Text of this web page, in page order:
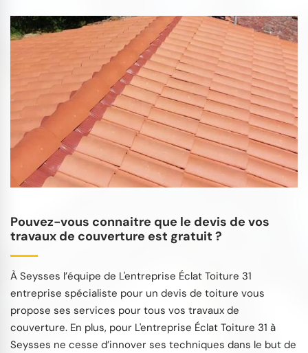
Pouvez-vous connaitre que le devis de vos
travaux de couverture est gratuit ?
À Seysses l’équipe de L'entreprise Éclat Toiture 31
entreprise spécialiste pour un devis de toiture vous
propose ses services pour tous vos travaux de
couverture. En plus, pour L'entreprise Éclat Toiture 31 à
Seysses ne cesse d’innover ses techniques dans le but de